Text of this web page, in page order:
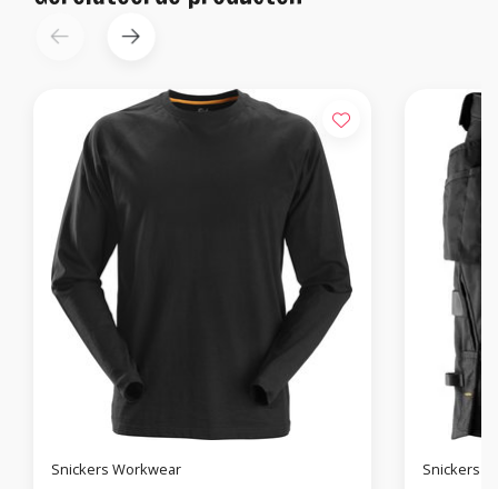
Snickers Workwear Snickers